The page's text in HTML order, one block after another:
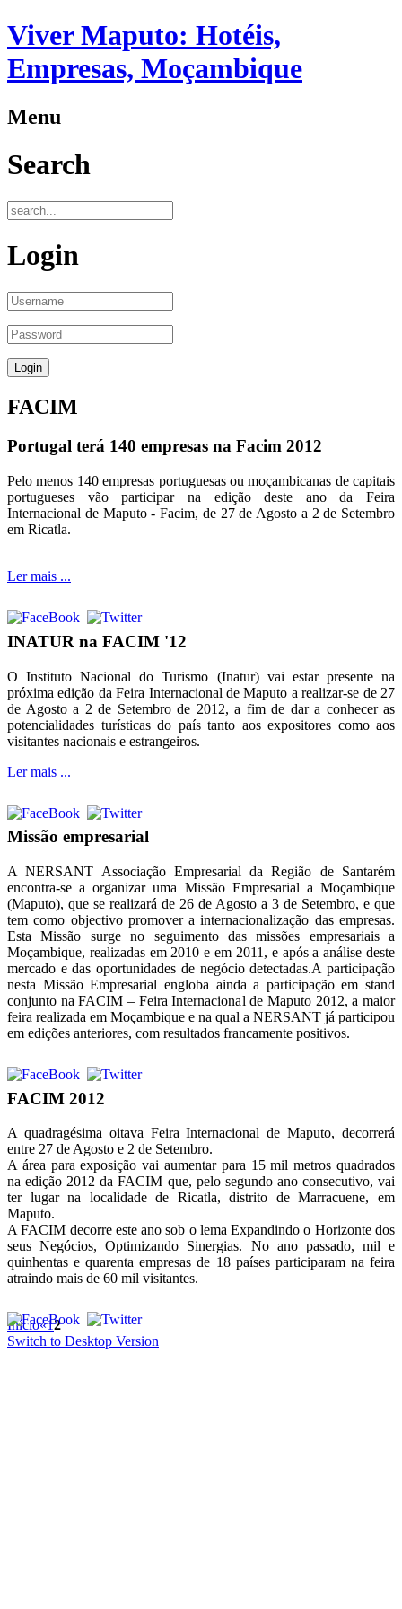
Viver Maputo: Hotéis,
Empresas, Moçambique
Menu
Search
Login
FACIM
Portugal terá 140 empresas na Facim 2012
Pelo menos 140 empresas portuguesas ou moçambicanas de capitais
portugueses vão participar na edição deste ano da Feira
Internacional de Maputo - Facim, de 27 de Agosto a 2 de Setembro
em Ricatla.
Ler mais ...
INATUR na FACIM '12
O Instituto Nacional do Turismo (Inatur) vai estar presente na
próxima edição da Feira Internacional de Maputo a realizar-se de 27
de Agosto a 2 de Setembro de 2012, a fim de dar a conhecer as
potencialidades turísticas do país tanto aos expositores como aos
visitantes nacionais e estrangeiros.
Ler mais ...
Missão empresarial
A NERSANT Associação Empresarial da Região de Santarém
encontra-se a organizar uma Missão Empresarial a Moçambique
(Maputo), que se realizará de 26 de Agosto a 3 de Setembro, e que
tem como objectivo promover a internacionalização das empresas.
Esta Missão surge no seguimento das missões empresariais a
Moçambique, realizadas em 2010 e em 2011, e após a análise deste
mercado e das oportunidades de negócio detectadas.A participação
nesta Missão Empresarial engloba ainda a participação em stand
conjunto na FACIM – Feira Internacional de Maputo 2012, a maior
feira realizada em Moçambique e na qual a NERSANT já participou
em edições anteriores, com resultados francamente positivos.
FACIM 2012
A quadragésima oitava Feira Internacional de Maputo, decorrerá
entre 27 de Agosto e 2 de Setembro.
A área para exposição vai aumentar para 15 mil metros quadrados
na edição 2012 da FACIM que, pelo segundo ano consecutivo, vai
ter lugar na localidade de Ricatla, distrito de Marracuene, em
Maputo.
A FACIM decorre este ano sob o lema Expandindo o Horizonte dos
seus Negócios, Optimizando Sinergias. No ano passado, mil e
quinhentas e quarenta empresas de 18 países participaram na feira
atraindo mais de 60 mil visitantes.
Início«12
Switch to Desktop Version